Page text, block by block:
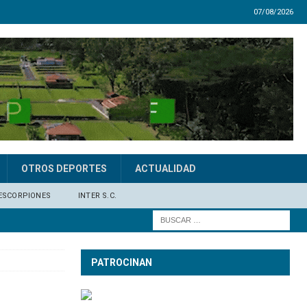
07/08/2026
OTROS DEPORTES ACTUALIDAD
INTER S.C.
PATROCINAN